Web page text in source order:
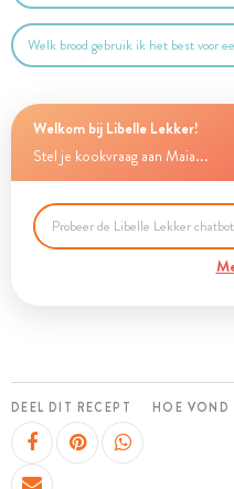
Welk brood gebruik ik het best voor
Welkom bij Libelle Lekker!
Stel je kookvraag aan Maia...
DEEL DIT RECEPT HOE VOND